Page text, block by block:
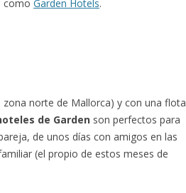
como Garden Hotels.
norte de Mallorca) y con una flota
de Garden son perfectos para
de unos días con amigos en las
(el propio de estos meses de